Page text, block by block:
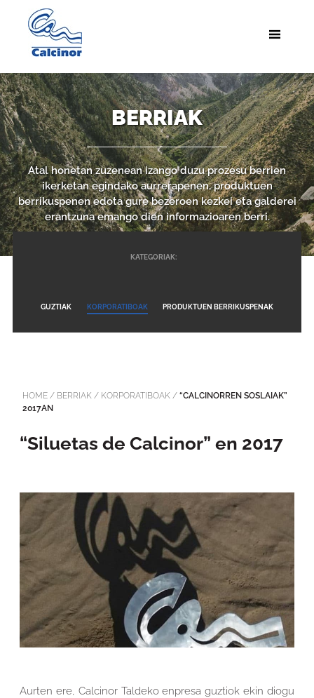
BERRIAK
Atal honetan zuzenean izango duzu prozesu berrien
ikerketan egindako aurrerapenen, produktuen
berrikuspenen edota gure bezeroen kezkei eta galderei
erantzuna emango dien informazioaren berri.
KATEGORIAK:
GUZTIAK KORPORATIBOAK PRODUKTUEN BERRIKUSPENAK
HOME/ BERRIAK/ KORPORATIBOAK/ “CALCINORREN SOSLAIAK”
2017AN
“Siluetas de Calcinor” en 2017
Aurten ere, Calcinor Taldeko enpresa guztiok ekin diogu